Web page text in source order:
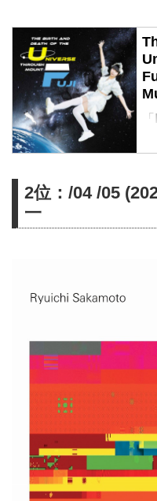
配
2位：/04 /05
一